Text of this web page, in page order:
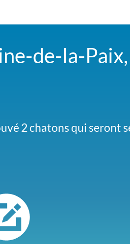
de-la-
2 chatons qui seront
publique pour
a lieu